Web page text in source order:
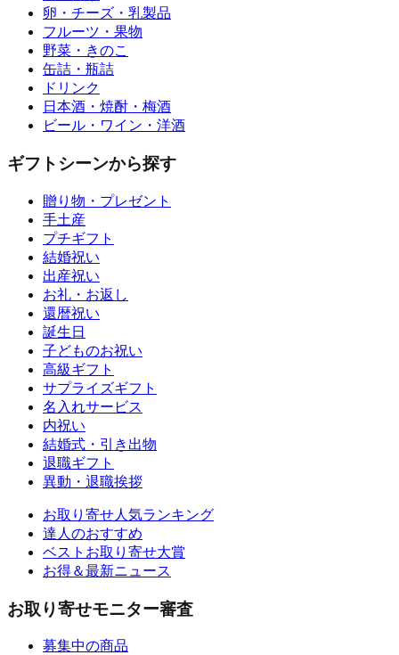
卵・チーズ・乳製品
フルーツ・果物
野菜・きのこ
缶詰・瓶詰
ドリンク
日本酒・焼酎・梅酒
ビール・ワイン・洋酒
ギフトシーンから探す
贈り物・プレゼント
手土産
プチギフト
結婚祝い
出産祝い
お礼・お返し
還暦祝い
誕生日
子どものお祝い
高級ギフト
サプライズギフト
名入れサービス
内祝い
結婚式・引き出物
退職ギフト
異動・退職挨拶
お取り寄せ人気ランキング
達人のおすすめ
ベストお取り寄せ大賞
お得＆最新ニュース
お取り寄せモニター審査
募集中の商品